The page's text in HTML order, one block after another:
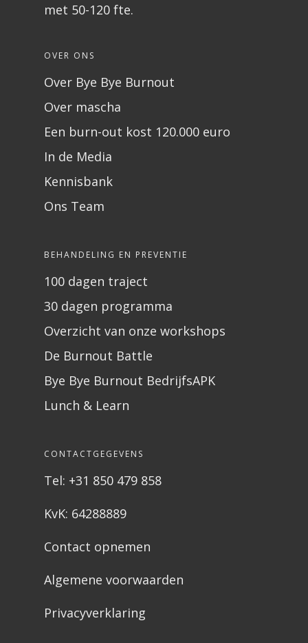
met 50-120 fte.
OVER ONS
Over Bye Bye Burnout
Over mascha
Een burn-out kost 120.000 euro
In de Media
Kennisbank
Ons Team
BEHANDELING EN PREVENTIE
100 dagen traject
30 dagen programma
Overzicht van onze workshops
De Burnout Battle
Bye Bye Burnout BedrijfsAPK
Lunch & Learn
CONTACTGEGEVENS
Tel: +31 850 479 858
KvK: 64288889
Contact opnemen
Algemene voorwaarden
Privacyverklaring